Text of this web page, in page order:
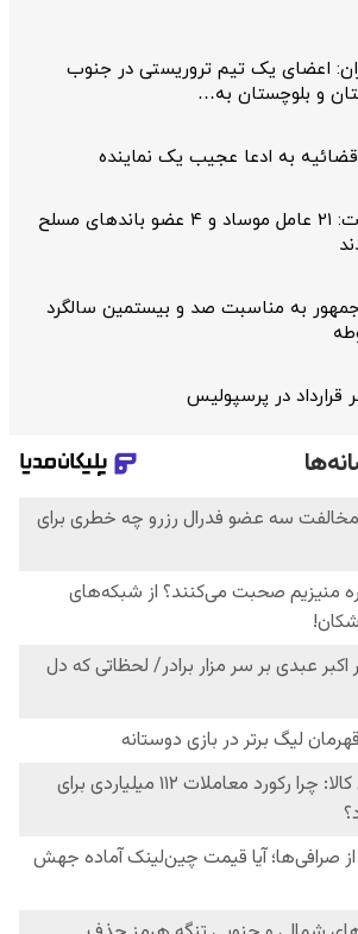
اعضای یک تیم تروریستی در جنوب
و بلوچستان به…
به ادعا عجیب یک نماینده
وزارت اطلاعات: ۲۱ عامل موساد و ۴ عضو باندهای مسلح
به مناسبت صد و بیستمین سالگرد
قرارداد در پرسپولیس